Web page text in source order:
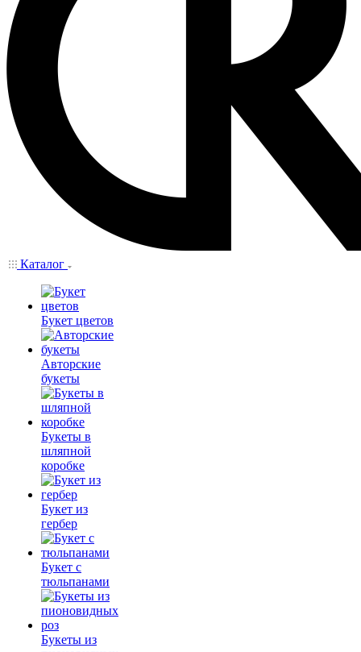
Каталог
Букет цветов
Авторские
букеты
Букеты в
шляпной
коробке
Букет из
гербер
Букет с
тюльпанами
Букеты из